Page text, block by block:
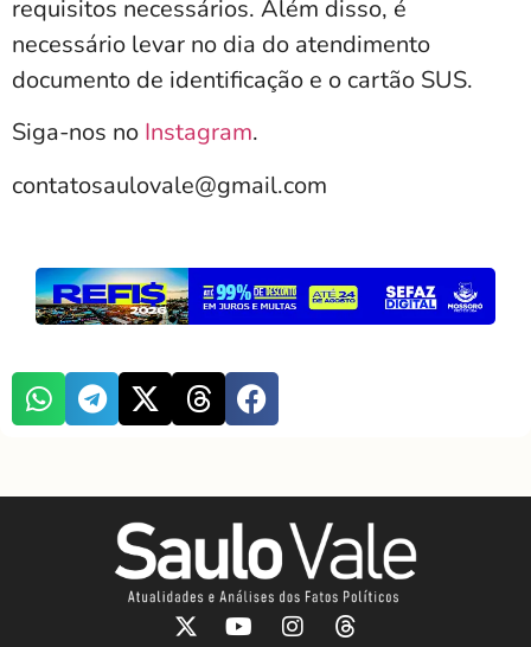
requisitos necessários. Além disso, é
necessário levar no dia do atendimento
documento de identificação e o cartão SUS.
Siga-nos no Instagram.
contatosaulovale@gmail.com